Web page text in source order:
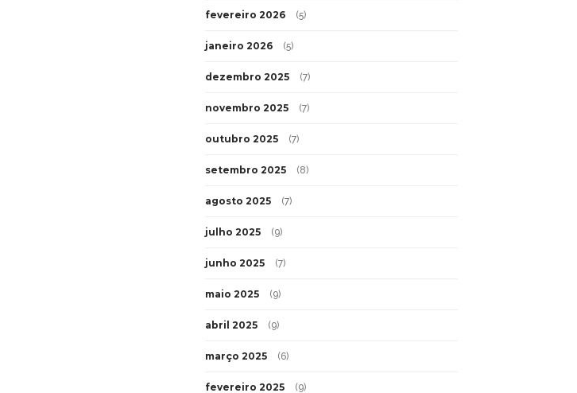
fevereiro 2026 (5)
janeiro 2026 (5)
dezembro 2025 (7)
novembro 2025 (7)
outubro 2025 (7)
setembro 2025 (8)
agosto 2025 (7)
julho 2025 (9)
junho 2025 (7)
maio 2025 (9)
abril 2025 (9)
março 2025 (6)
fevereiro 2025 (9)